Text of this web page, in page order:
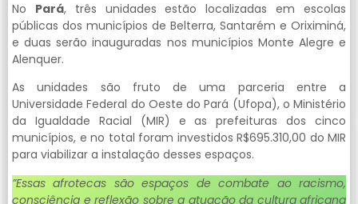
No Pará, três unidades estão localizadas em escolas
públicas dos municípios de Belterra, Santarém e Oriximiná,
e duas serão inauguradas nos municípios Monte Alegre e
Alenquer.
As unidades são fruto de uma parceria entre a
Universidade Federal do Oeste do Pará (Ufopa), o Ministério
da Igualdade Racial (MIR) e as prefeituras dos cinco
municípios, e no total foram investidos R$695.310,00 do MIR
para viabilizar a instalação desses espaços.
”Essas afrotecas são espaços de combate ao racismo,
consciência e reflexão sobre a atuação da cultura africana